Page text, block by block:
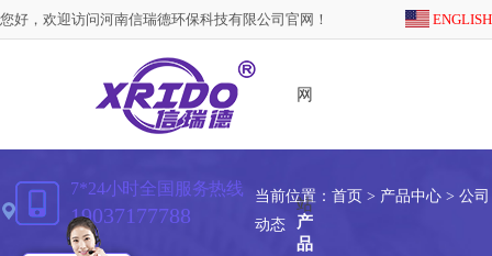
您好，欢迎访问河南信瑞德环保科技有限公司官网！ ENGLISH
网
站
产
品
7*24小时全国服务热线
19037177788
当前位置：首页 > 产品中心 > 公司
动态